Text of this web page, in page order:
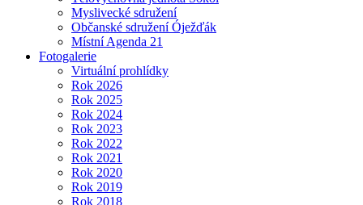
Myslivecké sdružení
Občanské sdružení Óježďák
Místní Agenda 21
Fotogalerie
Virtuální prohlídky
Rok 2026
Rok 2025
Rok 2024
Rok 2023
Rok 2022
Rok 2021
Rok 2020
Rok 2019
Rok 2018